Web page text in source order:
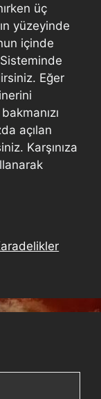
üç
yüzeyinde
içinde
Eğer
açılan
Karşınıza